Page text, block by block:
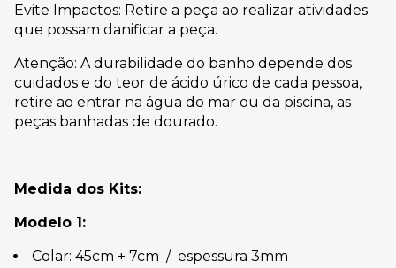
Evite Impactos: Retire a peça ao realizar atividades
que possam danificar a peça.
Atenção: A durabilidade do banho depende dos
cuidados e do teor de ácido úrico de cada pessoa,
retire ao entrar na água do mar ou da piscina, as
peças banhadas de dourado.
Medida dos Kits:
Modelo 1:
Colar: 45cm + 7cm / espessura 3mm